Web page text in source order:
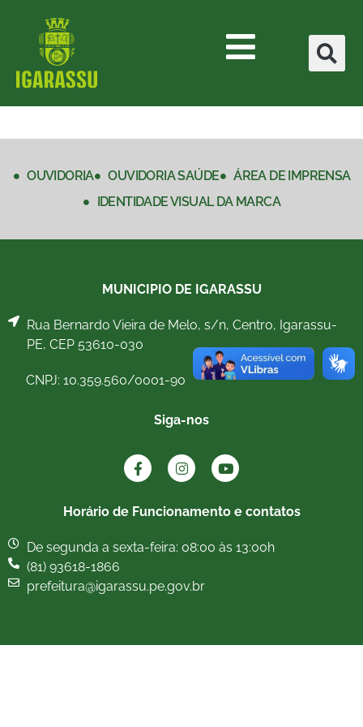
OUVIDORIA OUVIDORIA SAÚDE
ÁREA DE IMPRENSA
IDENTIDADE VISUAL DA MARCA
MUNICIPIO DE IGARASSU
Rua Bernardo Vieira de Melo, s/n, Centro, Igarassu-
PE, CEP 53610-030
CNPJ: 10.359.560/0001-90
Siga-nos
Horário de Funcionamento e contatos
De segunda a sexta-feira: 08:00 às 13:00h
(81) 93618-1866
prefeitura@igarassu.pe.gov.br